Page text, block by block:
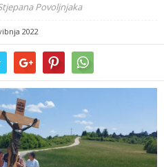
Povoljnjaka
2022